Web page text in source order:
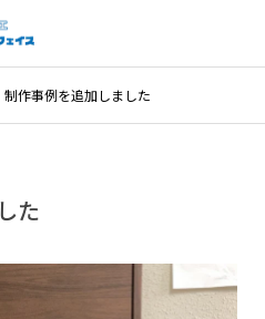
制作事例を追加しました
た